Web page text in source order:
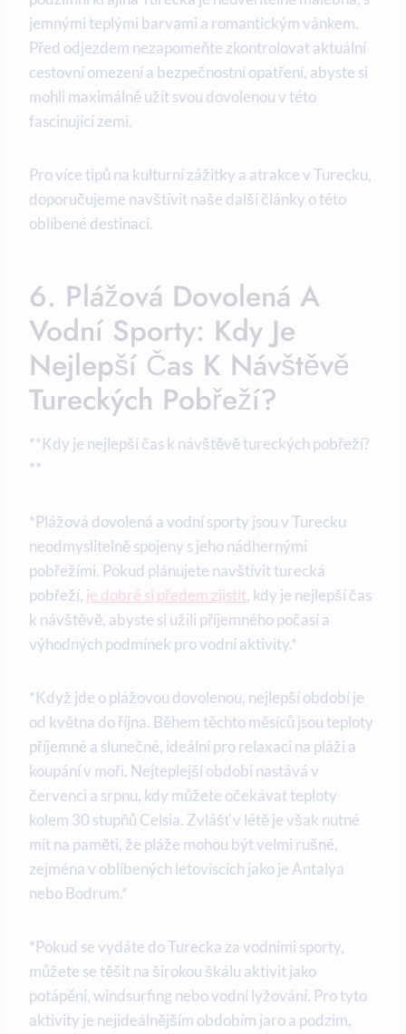
jemnými teplými barvami a romantickým vánkem.
Před odjezdem nezapomeňte zkontrolovat aktuální
cestovní omezení a bezpečnostní opatření, abyste si
mohli maximálně užít svou dovolenou v této
fascinující zemi.
Pro více tipů na kulturní zážitky a atrakce v Turecku,
doporučujeme navštívit naše další články o této
oblíbené destinaci.
6. Plážová Dovolená A
Vodní Sporty: Kdy Je
Nejlepší Čas K Návštěvě
Tureckých Pobřeží?
**Kdy je nejlepší čas k návštěvě tureckých pobřeží?
**
*Plážová dovolená a vodní sporty jsou v Turecku
neodmyslitelně spojeny s jeho nádhernými
pobřežími. Pokud plánujete navštívit turecká
pobřeží, je dobré si předem zjistit, kdy je nejlepší čas
k návštěvě, abyste si užili příjemného počasí a
výhodných podmínek pro vodní aktivity.*
*Když jde o plážovou dovolenou, nejlepší období je
od května do října. Během těchto měsíců jsou teploty
příjemné a slunečné, ideální pro relaxaci na pláži a
koupání v moři. Nejteplejší období nastává v
červenci a srpnu, kdy můžete očekávat teploty
kolem 30 stupňů Celsia. Zvlášť v létě je však nutné
mít na paměti, že pláže mohou být velmi rušné,
zejména v oblíbených letoviscích jako je Antalya
nebo Bodrum.*
*Pokud se vydáte do Turecka za vodními sporty,
můžete se těšit na širokou škálu aktivit jako
potápění, windsurfing nebo vodní lyžování. Pro tyto
aktivity je nejideálnějším obdobím jaro a podzim,